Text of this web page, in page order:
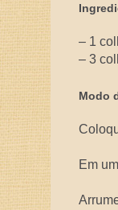
– 1
– 3
Modo
Em